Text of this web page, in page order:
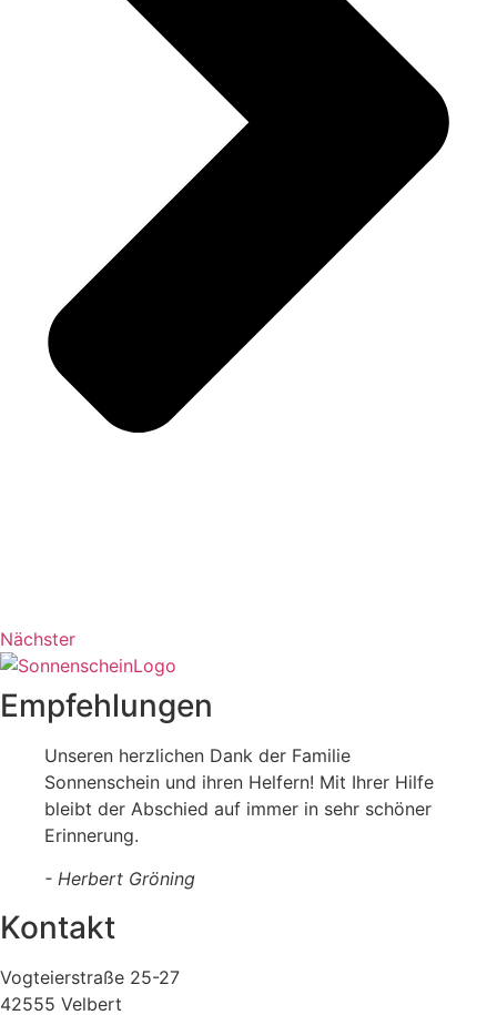
Nächster
Empfehlungen
Unseren herzlichen Dank der Familie
Sonnenschein und ihren Helfern! Mit Ihrer Hilfe
bleibt der Abschied auf immer in sehr schöner
Erinnerung.
- Herbert Gröning
Kontakt
Vogteierstraße 25-27
42555 Velbert